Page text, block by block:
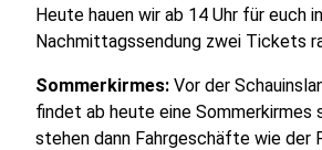
Heute hauen wir ab 14 Uhr für euch
Nachmittagssendung zwei Tickets
Sommerkirmes: Vor der
findet ab heute eine Sommerkirmes
stehen dann Fahrgeschäfte wie der